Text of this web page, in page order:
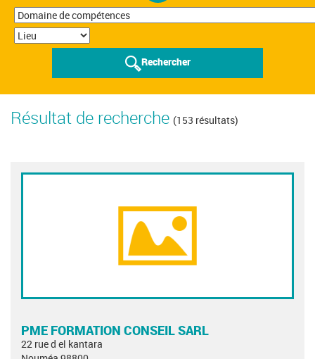
Rechercher
Résultat de recherche (153 résultats)
PME FORMATION CONSEIL SARL
22 rue d el kantara